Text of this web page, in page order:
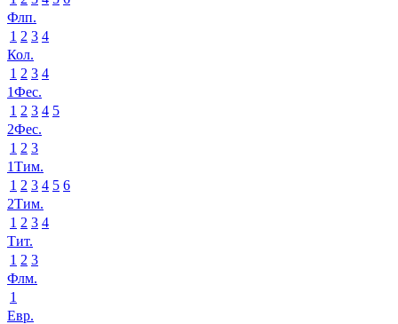
Флп.
1 2 3 4
Кол.
1 2 3 4
1Фес.
1 2 3 4 5
2Фес.
1 2 3
1Тим.
1 2 3 4 5 6
2Тим.
1 2 3 4
Тит.
1 2 3
Флм.
1
Евр.